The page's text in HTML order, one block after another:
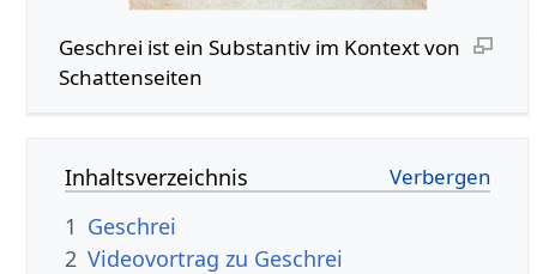
Geschrei‏‎ ist ein Substantiv im Kontext von
Schattenseiten
Inhaltsverzeichnis
1 Geschrei
2